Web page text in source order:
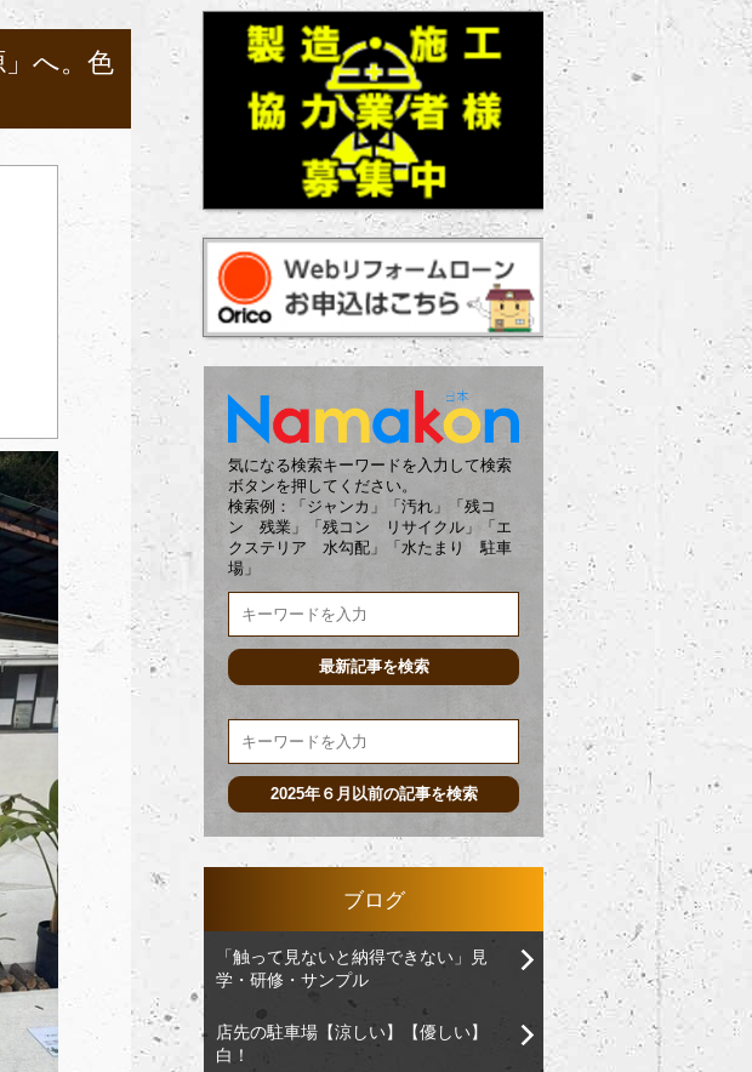
へ。色
気になる検索キーワードを入力して検索
ボタンを押してください。
検索例：「ジャンカ」「汚れ」「残コ
ン 残業」「残コン リサイクル」「エ
クステリア 水勾配」「水たまり 駐車
場」
ブログ
「触って見ないと納得できない」見
学・研修・サンプル
店先の駐車場【涼しい】【優しい】
白！